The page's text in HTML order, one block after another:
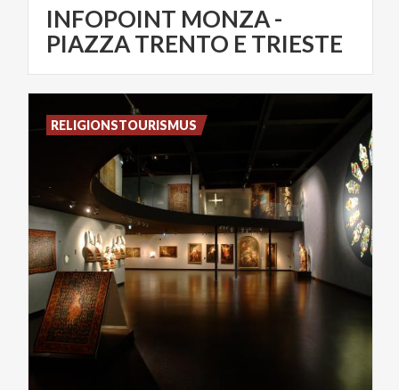
INFOPOINT MONZA -
PIAZZA TRENTO E TRIESTE
RELIGIONSTOURISMUS